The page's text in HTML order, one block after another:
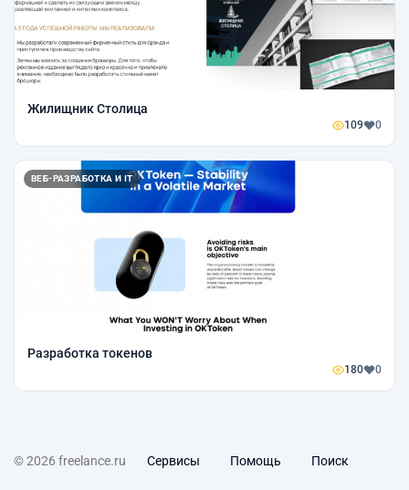
Жилищник Столица
109 0
ВЕБ-РАЗРАБОТКА И IT
Разработка токенов
180 0
© 2026 freelance.ru Сервисы Помощь Поиск